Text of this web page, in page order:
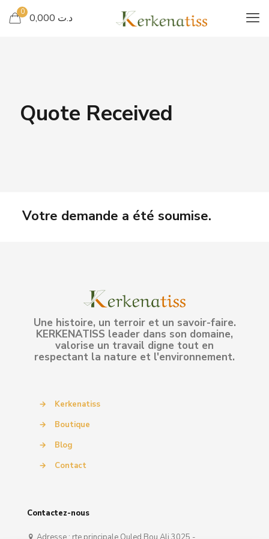
0 د.ت 0,000
Quote Received
Votre demande a été soumise.
Une histoire, un terroir et un savoir-faire.
KERKENATISS leader dans son domaine,
valorise un travail digne tout en
respectant la nature et l'environnement.
→
Kerkenatiss
→
Boutique
→
Blog
→
Contact
Contactez-nous